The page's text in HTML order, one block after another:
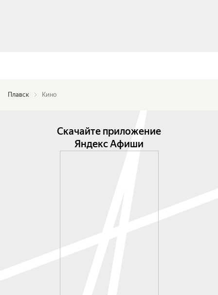
Плавск Кино
Скачайте приложение
Яндекс Афиши